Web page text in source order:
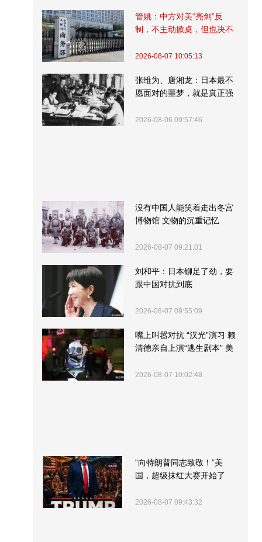
管姚：中方对美“亮剑”反
制，不主动掀桌，但也决不
2026-08-07 10:05:13
张维为、唐湘龙：日本最不
愿面对的噩梦，就是真正强
2026-08-06 09:57:46
没有中国人能笑着走出冬宫
博物馆 文物的沉重记忆
2026-08-07 09:21:01
刘和平：日本铆足了劲，要
跟中国对抗到底
2026-08-07 09:55:09
嘴上叫嚣对抗 “汉光”演习 赖
清德亲自上演“逃生剧本” 美
2026-08-07 10:02:48
“向特朗普同志致敬！”美
国，超级抹红大赛开始了
2026-08-07 09:43:32